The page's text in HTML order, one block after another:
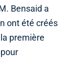
Bensaid a
ont été créés
première